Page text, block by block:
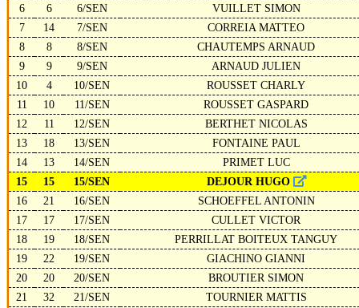
6
6 6/SEN
VUILLET SIMON
7
14 7/SEN
CORREIA MATTEO
8
8 8/SEN
CHAUTEMPS ARNAUD
9
9 9/SEN
ARNAUD JULIEN
10
4 10/SEN
ROUSSET CHARLY
11
10 11/SEN
ROUSSET GASPARD
12
11 12/SEN
BERTHET NICOLAS
13
18 13/SEN
FONTAINE PAUL
14
13 14/SEN
PRIMET LUC
15
15 15/SEN
DEJOUR HUGO
16
21 16/SEN
SCHOEFFEL ANTONIN
17
17 17/SEN
CULLET VICTOR
18
19 18/SEN
PERRILLAT BOITEUX TANGUY
19
22 19/SEN
GIACHINO GIANNI
20
20 20/SEN
BROUTIER SIMON
21
32 21/SEN
TOURNIER MATTIS